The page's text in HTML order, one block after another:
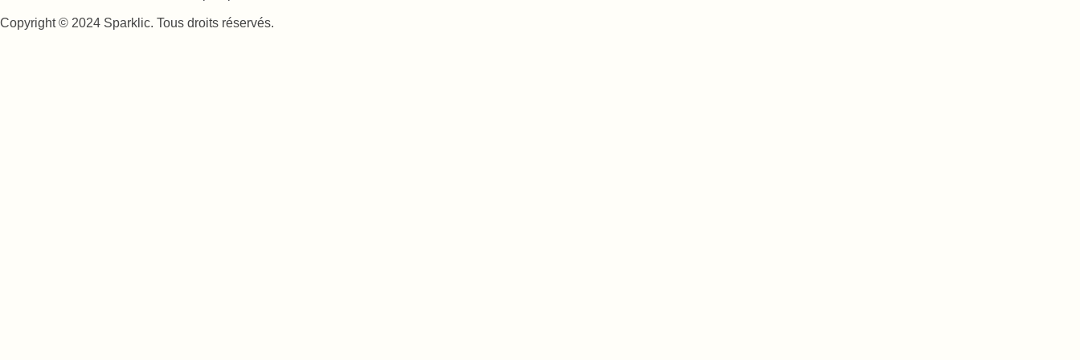
Copyright © 2024 Sparklic. Tous droits réservés.